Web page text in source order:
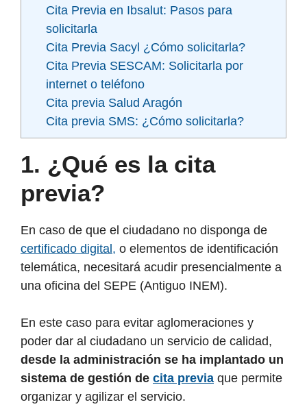
Cita Previa en Ibsalut: Pasos para
solicitarla
Cita Previa Sacyl ¿Cómo solicitarla?
Cita Previa SESCAM: Solicitarla por
internet o teléfono
Cita previa Salud Aragón
Cita previa SMS: ¿Cómo solicitarla?
1. ¿Qué es la cita
previa?
En caso de que el ciudadano no disponga de
certificado digital, o elementos de identificación
telemática, necesitará acudir presencialmente a
una oficina del SEPE (Antiguo INEM).
En este caso para evitar aglomeraciones y
poder dar al ciudadano un servicio de calidad,
desde la administración se ha implantado un
sistema de gestión de cita previa que permite
organizar y agilizar el servicio.